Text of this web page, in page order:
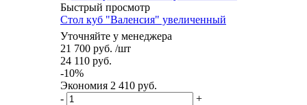
Быстрый просмотр
Стол куб "Валенсия" увеличенный
Уточняйте у менеджера
21 700 руб. /шт
24 110 руб.
-10%
Экономия 2 410 руб.
-
+